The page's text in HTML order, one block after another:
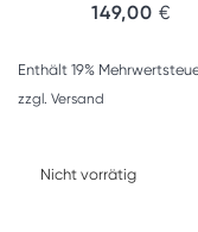
149,00 €
Enthält 19%
zzgl. Versand